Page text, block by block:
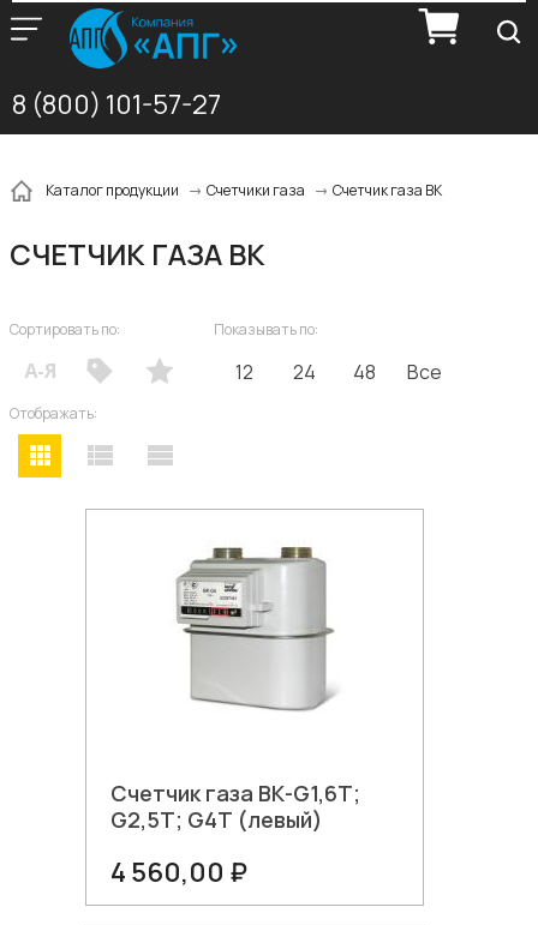
8 (800) 101-57-27
Каталог продукции Счетчики газа Счетчик газа ВК
СЧЕТЧИК ГАЗА ВК
Сортировать по: Показывать по:
12 24 48 Все
Отображать:
Счетчик газа ВК-G1,6Т;
G2,5Т; G4Т (левый)
4 560,00 ₽